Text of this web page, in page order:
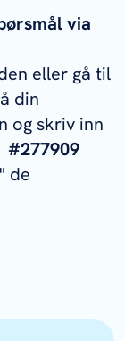
via
eller gå til
din
og skriv inn
#277909
de